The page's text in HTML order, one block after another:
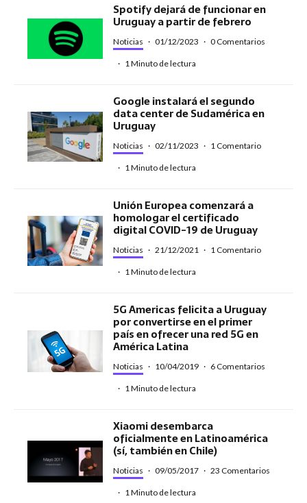
Spotify dejará de funcionar en
Uruguay a partir de febrero
Noticias · 01/12/2023 · 0 Comentarios
· 1 Minuto de lectura
Google instalará el segundo
data center de Sudamérica en
Uruguay
Noticias · 02/11/2023 · 1 Comentario
· 1 Minuto de lectura
Unión Europea comenzará a
homologar el certificado
digital COVID-19 de Uruguay
Noticias · 21/12/2021 · 1 Comentario
· 1 Minuto de lectura
5G Americas felicita a Uruguay
por convertirse en el primer
país en ofrecer una red 5G en
América Latina
Noticias · 10/04/2019 · 6 Comentarios
· 1 Minuto de lectura
Xiaomi desembarca
oficialmente en Latinoamérica
(sí, también en Chile)
Noticias · 09/05/2017 · 23 Comentarios
· 1 Minuto de lectura